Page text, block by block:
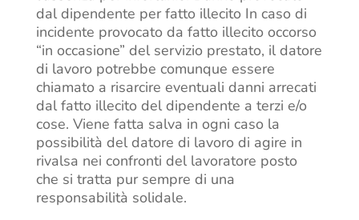
dal dipendente per fatto illecito In caso di
incidente provocato da fatto illecito occorso
“in occasione” del servizio prestato, il datore
di lavoro potrebbe comunque essere
chiamato a risarcire eventuali danni arrecati
dal fatto illecito del dipendente a terzi e/o
cose. Viene fatta salva in ogni caso la
possibilità del datore di lavoro di agire in
rivalsa nei confronti del lavoratore posto
che si tratta pur sempre di una
responsabilità solidale.